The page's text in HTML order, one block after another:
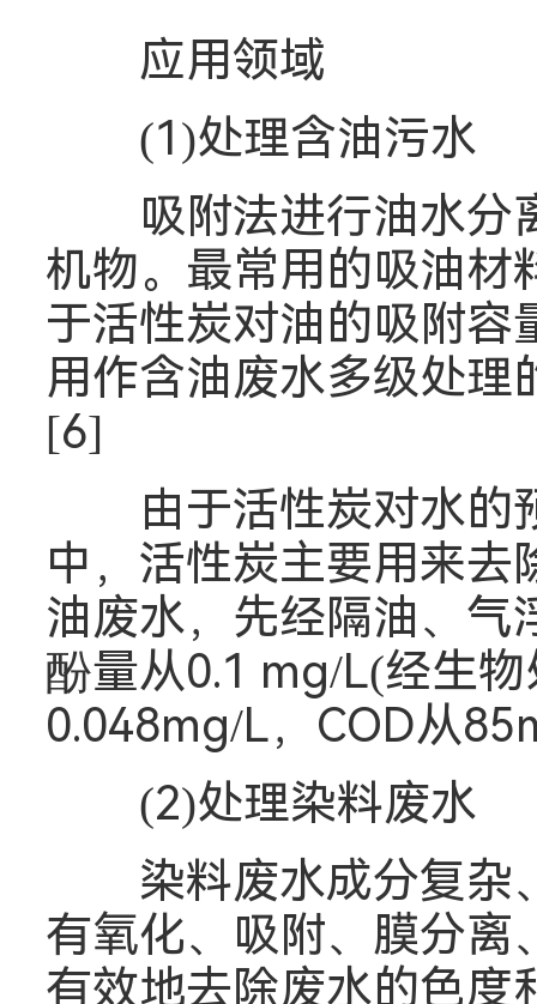
应用领域
(1)处理含油污水
吸附法进行油水分离
机物。最常用的吸油材
于活性炭对油的吸附
用作含油废水多级处理
[6]
由于活性炭对水的预
中，活性炭主要用来
油废水，先经隔油、气
酚量从0.1 mg/L(经生
0.048mg/L，COD从
(2)处理染料废水
染料废水成分复杂、
有氧化、吸附、膜分离
有效地去除废水的色度